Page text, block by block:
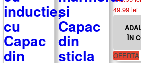
inductie,
cu
Capac
din
si
Capac
din
sticla
Prețul
149.99
49.99 lei
ÎN
OFERTA